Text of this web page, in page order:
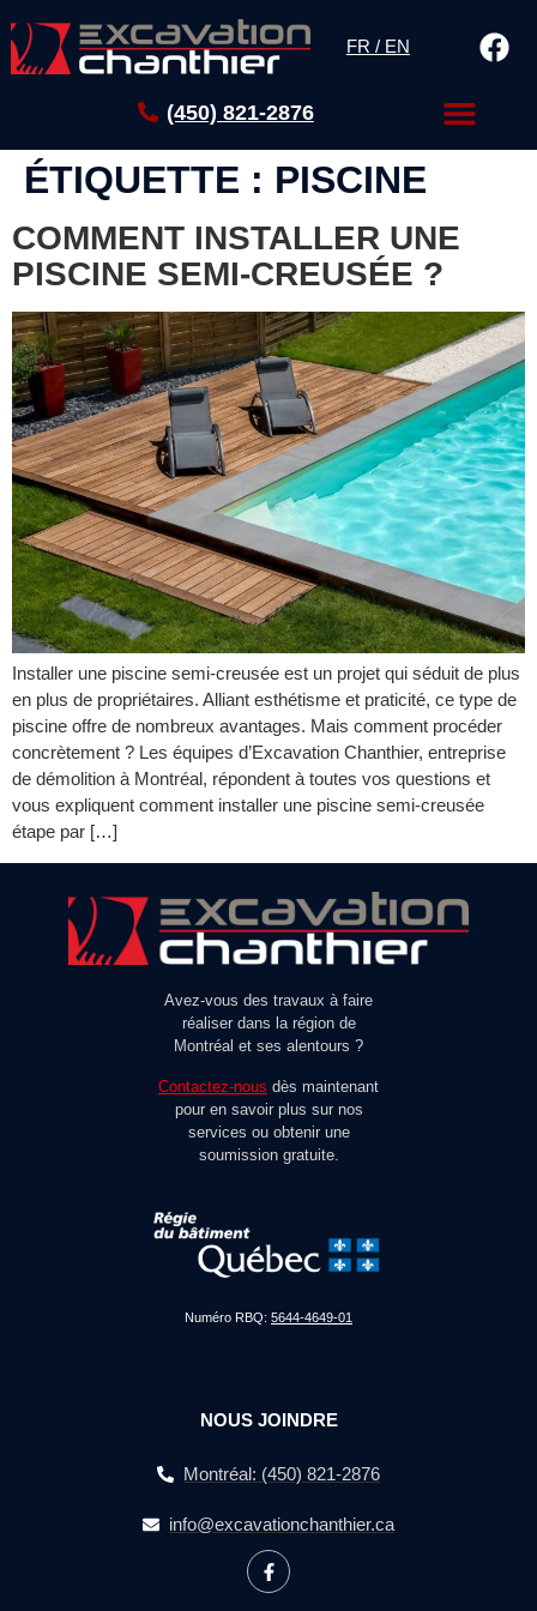
FR / EN
(450) 821-2876
ÉTIQUETTE : PISCINE
COMMENT INSTALLER UNE
PISCINE SEMI-CREUSÉE ?
Installer une piscine semi-creusée est un projet qui séduit de plus
en plus de propriétaires. Alliant esthétisme et praticité, ce type de
piscine offre de nombreux avantages. Mais comment procéder
concrètement ? Les équipes d’Excavation Chanthier, entreprise
de démolition à Montréal, répondent à toutes vos questions et
vous expliquent comment installer une piscine semi-creusée
étape par […]
Avez-vous des travaux à faire
réaliser dans la région de
Montréal et ses alentours ?
Contactez-nous dès maintenant
pour en savoir plus sur nos
services ou obtenir une
soumission gratuite.
Numéro RBQ: 5644-4649-01
NOUS JOINDRE
Montréal: (450) 821-2876
info@excavationchanthier.ca